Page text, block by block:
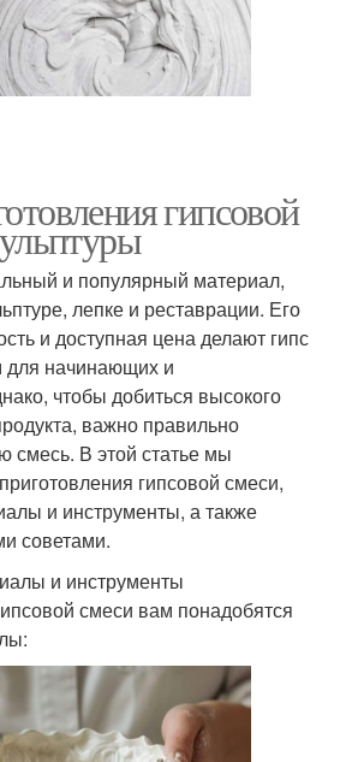
гипсовой
и популярный материал,
лепке и реставрации. Его
и доступная цена делают гипс
начинающих и
чтобы добиться высокого
важно правильно
смесь. В этой статье мы
гипсовой смеси,
и инструменты, а также
советами.
и инструменты
смеси вам понадобятся